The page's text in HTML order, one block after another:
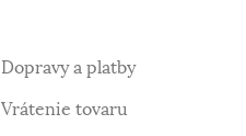
Dopravy a platby
Vrátenie tovaru